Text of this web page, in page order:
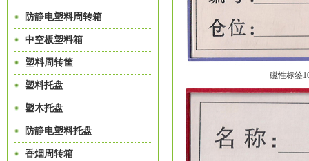
防静电塑料周转箱
中空板塑料箱
塑料周转筐
塑料托盘
塑木托盘
防静电塑料托盘
香烟周转箱
磁性标签